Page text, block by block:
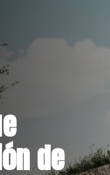
de